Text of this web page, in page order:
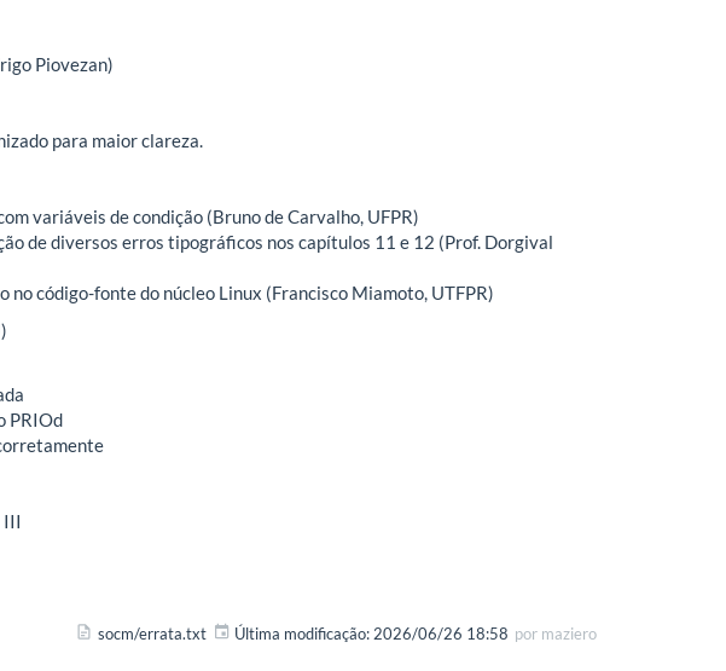
Piovezan)
para maior clareza.
variáveis de condição (Bruno de Carvalho, UFPR)
de diversos erros tipográficos nos capítulos 11 e 12 (Prof. Dorgival
código-fonte do núcleo Linux (Francisco Miamoto, UTFPR)
PRIOd
III
socm/errata.txt Última modificação:2026/06/26 18:58 por maziero